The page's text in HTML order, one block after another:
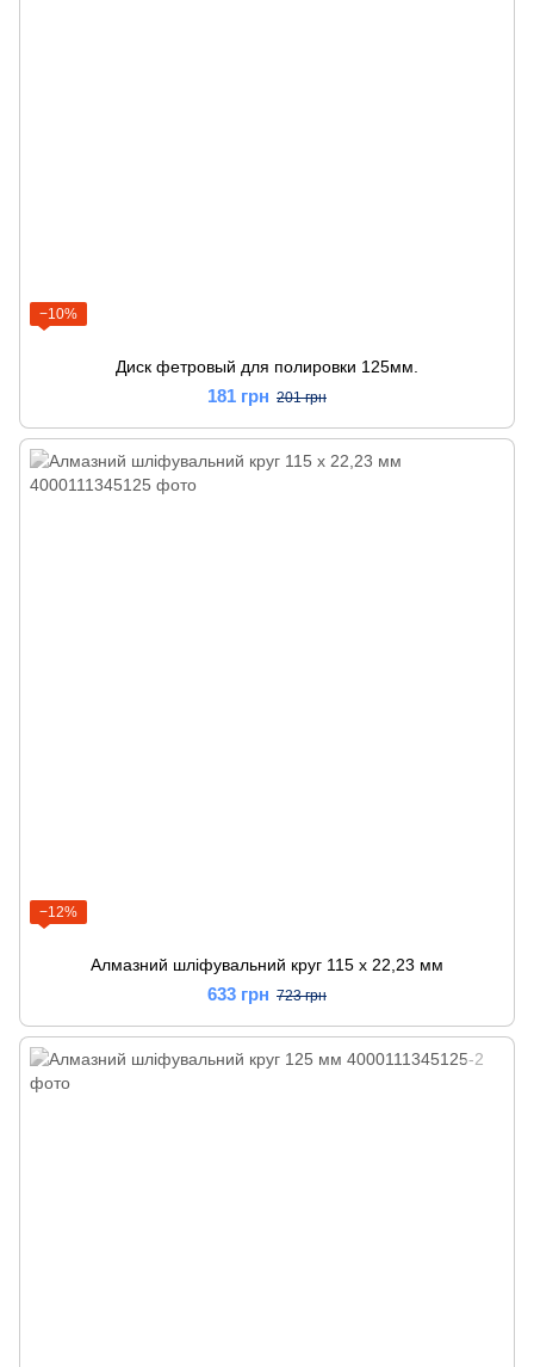
−10%
Диск фетровый для полировки 125мм.
181 грн 201 грн
−12%
Алмазний шліфувальний круг 115 x 22,23 мм
633 грн 723 грн